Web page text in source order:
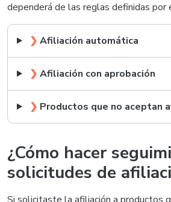
dependerá de las reglas definidas por
❯ Afiliación automática
❯ Afiliación con aprobación
❯ Productos que no aceptan
¿Cómo hacer
solicitudes de